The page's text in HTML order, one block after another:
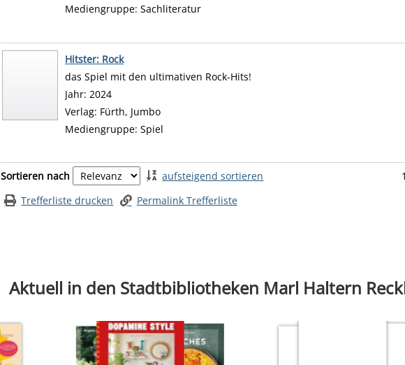
Mediengruppe: Sachliteratur
Hitster: Rock
das Spiel mit den ultimativen Rock-Hits!
Suche nach diesem Verfasser
Jahr: 2024
Verlag: Fürth, Jumbo
Mediengruppe: Spiel
Zu den Suchfiltern springen
Sortieren nach aufsteigend sortieren 1
Trefferliste drucken
Permalink Trefferliste
Aktuell in den Stadtbibliotheken Marl Haltern